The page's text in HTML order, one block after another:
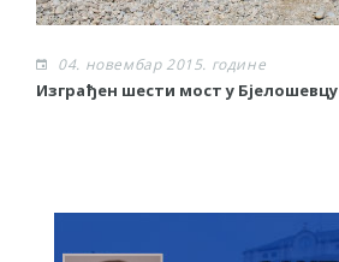
04. новембар 2015. године
Изграђен шести мост у Бјелошевцу